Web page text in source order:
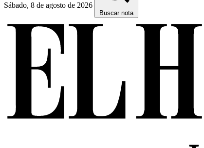
Sábado, 8 de agosto de 2026
Buscar nota